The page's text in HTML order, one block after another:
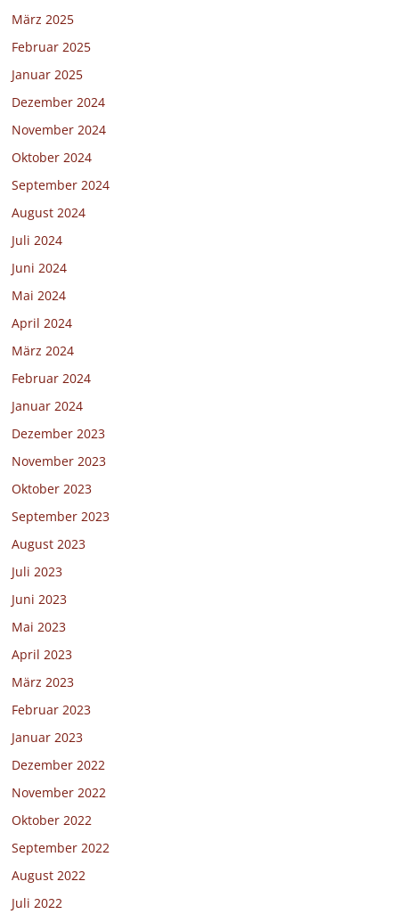
März 2025
Februar 2025
Januar 2025
Dezember 2024
November 2024
Oktober 2024
September 2024
August 2024
Juli 2024
Juni 2024
Mai 2024
April 2024
März 2024
Februar 2024
Januar 2024
Dezember 2023
November 2023
Oktober 2023
September 2023
August 2023
Juli 2023
Juni 2023
Mai 2023
April 2023
März 2023
Februar 2023
Januar 2023
Dezember 2022
November 2022
Oktober 2022
September 2022
August 2022
Juli 2022